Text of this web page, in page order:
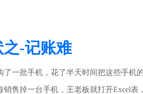
-记账难
了一批手机，花了半天时间把这些手机
销售掉一台手机，王老板就打开Excel表